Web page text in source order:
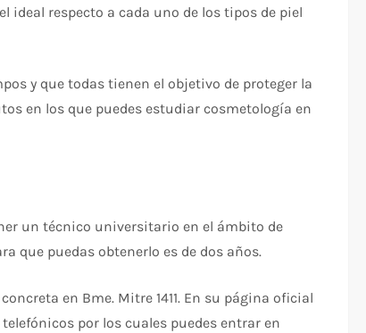
ideal respecto a cada uno de los tipos de piel
y que todas tienen el objetivo de proteger la
en los que puedes estudiar cosmetología en
un técnico universitario en el ámbito de
que puedas obtenerlo es de dos años.
en Bme. Mitre 1411. En su página oficial
por los cuales puedes entrar en